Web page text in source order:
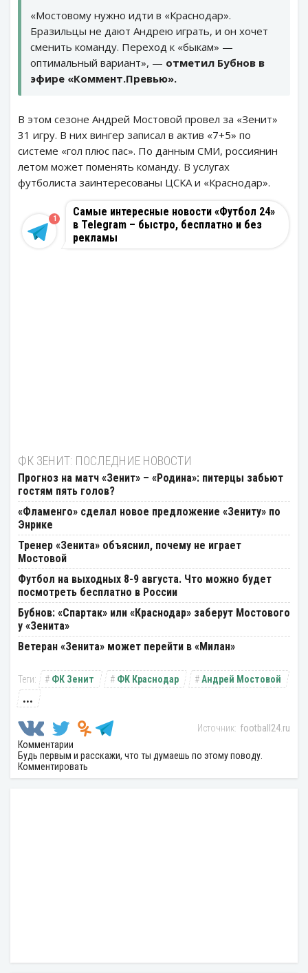
«Мостовому нужно идти в «Краснодар».
Бразильцы не дают Андрею играть, и он хочет
сменить команду. Переход к «быкам» —
оптимальный вариант», — отметил Бубнов в
эфире «Коммент.Превью».
В этом сезоне Андрей Мостовой провел за «Зенит»
31 игру. В них вингер записал в актив «7+5» по
системе «гол плюс пас». По данным СМИ, россиянин
летом может поменять команду. В услугах
футболиста заинтересованы ЦСКА и «Краснодар».
Самые интересные новости «Футбол 24»
в Telegram – быстро, бесплатно и без
рекламы
1
ФК ЗЕНИТ: ПОСЛЕДНИЕ НОВОСТИ
Прогноз на матч «Зенит» – «Родина»: питерцы забьют
гостям пять голов?
«Фламенго» сделал новое предложение «Зениту» по
Энрике
Тренер «Зенита» объяснил, почему не играет
Мостовой
Футбол на выходных 8-9 августа. Что можно будет
посмотреть бесплатно в России
Бубнов: «Спартак» или «Краснодар» заберут Мостового
у «Зенита»
Ветеран «Зенита» может перейти в «Милан»
ФК Зенит ФК Краснодар Андрей Мостовой
...
football24.ru
Комментарии
Будь первым и расскажи, что ты думаешь по этому поводу.
Комментировать